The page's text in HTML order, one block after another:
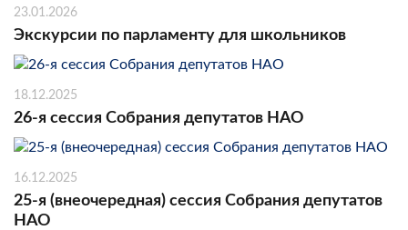
23.01.2026
Экскурсии по парламенту для школьников
18.12.2025
26-я сессия Собрания депутатов НАО
16.12.2025
25-я (внеочередная) сессия Собрания депутатов
НАО